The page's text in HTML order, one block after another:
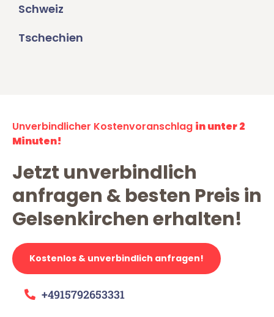
Schweiz
Tschechien
Unverbindlicher Kostenvoranschlag in unter 2
Minuten!
Jetzt unverbindlich
anfragen & besten Preis in
Gelsenkirchen erhalten!
Kostenlos & unverbindlich anfragen!
+4915792653331